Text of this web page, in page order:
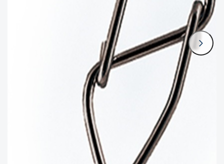
著しく状態が悪いが使用はでき
るもの、改造品も含む
※ルアー、エギ、雑品、その他につきましては
ランク表記はございません。 状態は写真にてご